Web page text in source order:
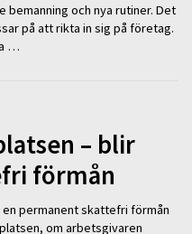
och nya rutiner. Det
på att rikta in sig på företag.
…
– blir
förmån
permanent skattefri förmån
om arbetsgivaren